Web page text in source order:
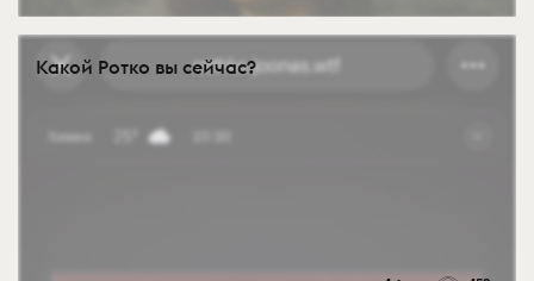
Какой Ротко вы сейчас?